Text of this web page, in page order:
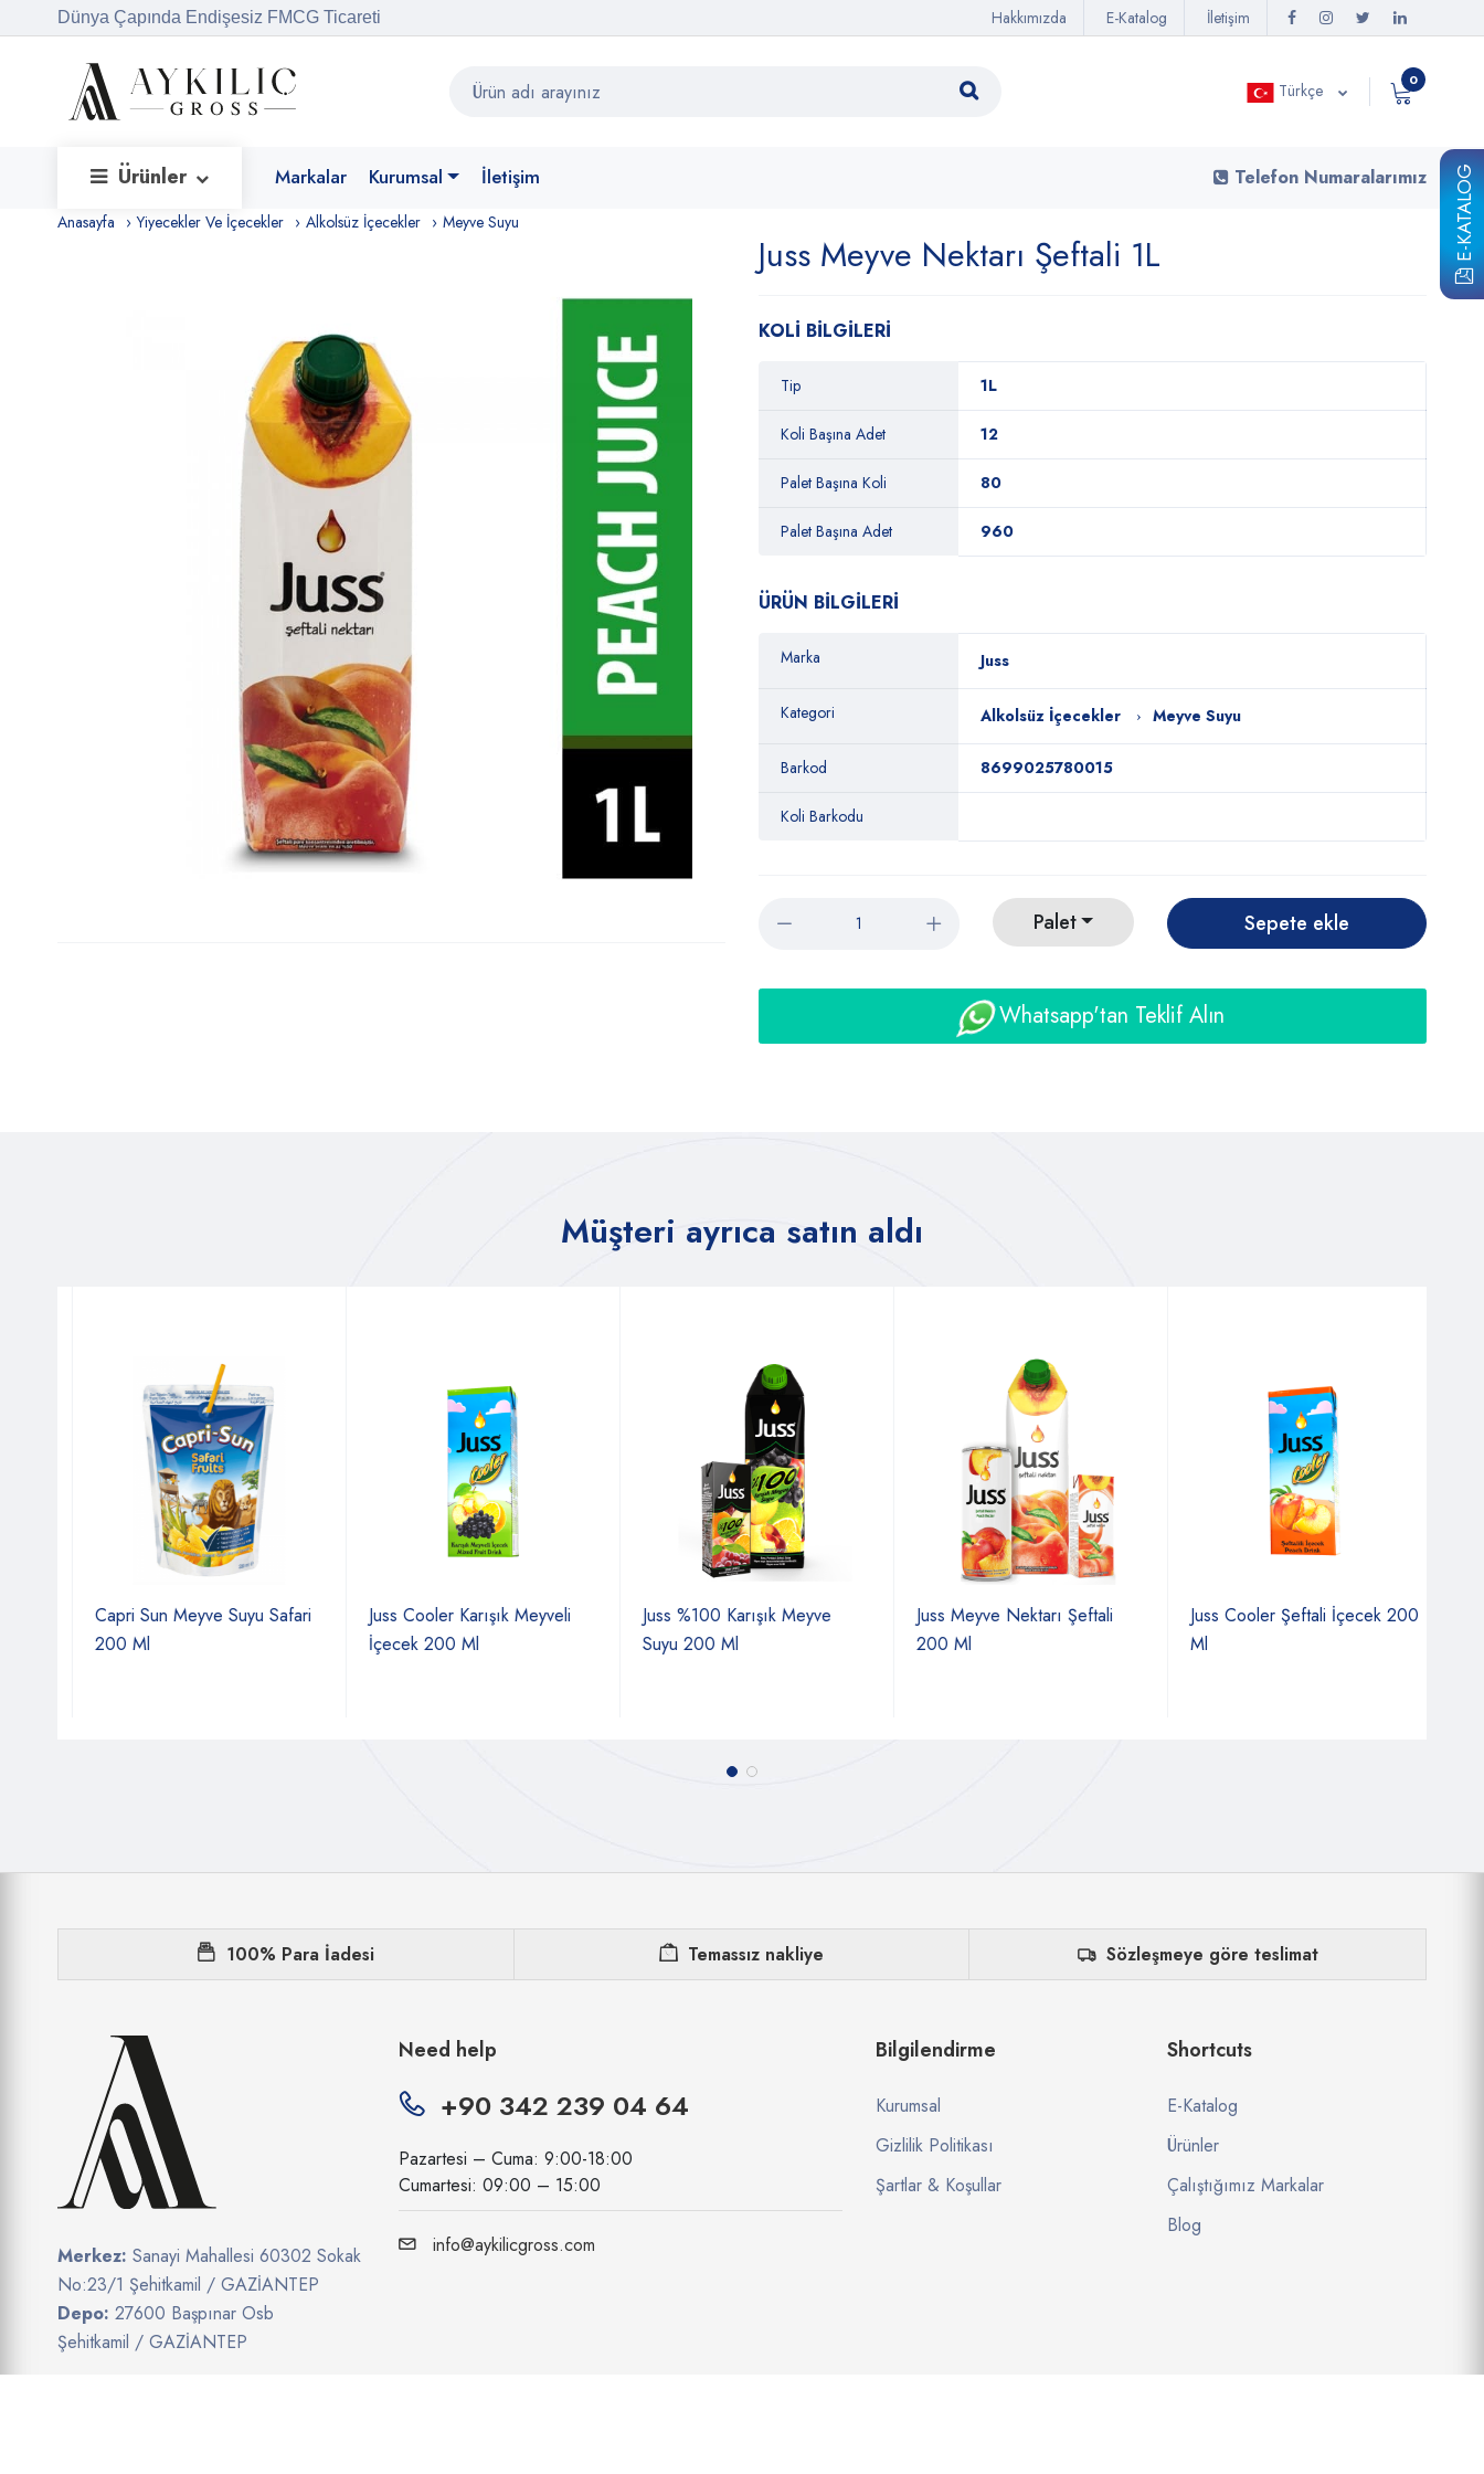
E-KATALOG
Dünya Çapında Endişesiz FMCG Ticareti Hakkımızda E-Katalog İletişim
0
Türkçe
Ürünler Markalar Kurumsal İletişim Telefon Numaralarımız
Anasayfa Yiyecekler Ve İçecekler Alkolsüz İçecekler Meyve Suyu
Juss Meyve Nektarı Şeftali 1L
KOLİ BİLGİLERİ
Tip 1L
Koli Başına Adet 12
Palet Başına Koli 80
Palet Başına Adet 960
ÜRÜN BİLGİLERİ
Marka Juss
Kategori Alkolsüz İçecekler Meyve Suyu
Barkod 8699025780015
Koli Barkodu
Palet Sepete ekle
Whatsapp'tan Teklif Alın
Müşteri ayrıca satın aldı
Capri Sun Meyve Suyu Safari
200 Ml
Juss Cooler Karışık Meyveli
İçecek 200 Ml
Juss %100 Karışık Meyve
Suyu 200 Ml
Juss Meyve Nektarı Şeftali
200 Ml
Juss Cooler Şeftali İçecek 200
Ml
100% Para İadesi Temassız nakliye Sözleşmeye göre teslimat
Merkez: Sanayi Mahallesi 60302 Sokak
No:23/1 Şehitkamil / GAZİANTEP
Depo: 27600 Başpınar Osb
Şehitkamil / GAZİANTEP
Need help
+90 342 239 04 64
Pazartesi – Cuma: 9:00-18:00
Cumartesi: 09:00 – 15:00
info@aykilicgross.com
Bilgilendirme
Kurumsal
Gizlilik Politikası
Şartlar & Koşullar
Shortcuts
E-Katalog
Ürünler
Çalıştığımız Markalar
Blog